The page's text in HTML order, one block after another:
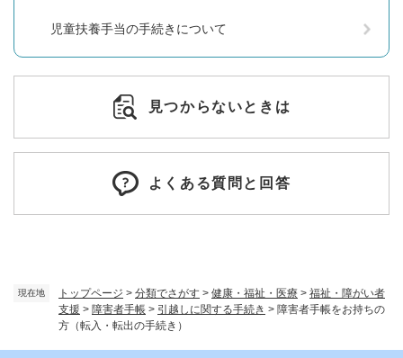
現在地 トップページ > 分類でさがす > 健康・福祉・医療 > 福祉・障がい者
支援 > 障害者手帳 > 引越しに関する手続き > 障害者手帳をお持ちの
方（転入・転出の手続き）
児童扶養手当の手続きについて
見つからないときは
よくある質問と回答